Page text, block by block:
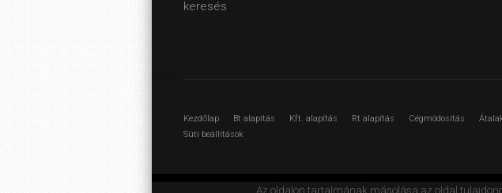
keresés
Kezdőlap Bt alapítás Kft. alapítás Rt alapítás Cégmódosítás
Süti beállítások
Az oldalon tartalmának másolása az oldal